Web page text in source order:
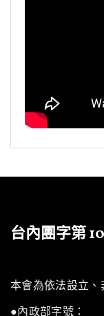
台內團字第
本會為依法設立、
●內政部字號：